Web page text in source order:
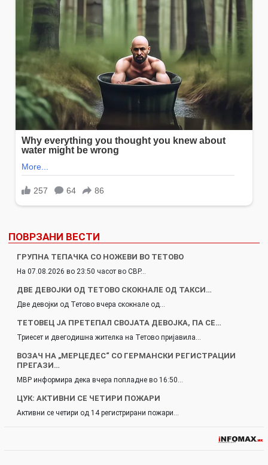
ПОВРЗАНИ ВЕСТИ
ГРУПНА ТЕПАЧКА СО НОЖЕВИ ВО ТЕТОВО
На 07.08.2026 во 23:50 часот во СВР…
ДВЕ ДЕВОЈКИ ОД ТЕТОВО СКОКНАЛЕ ОД ТАКСИ…
Две девојки од Тетово вчера скокнале од…
ТЕТОВЕЦ ЈА ПРЕТЕПАЛ СВОЈАТА ДЕВОЈКА, ПА СЕ…
Триесет и двегодишна жителка на Тетово пријавила…
ВОЗАЧ НА „МЕРЦЕДЕС“ СО ГЕРМАНСКИ РЕГИСТРАЦИИ
ПРЕГАЗИ…
МВР информира дека вчера попладне во 16:50…
ЦУК: АКТИВНИ СЕ ЧЕТИРИ ПОЖАРИ
Активни се четири од 14 регистрирани пожари…